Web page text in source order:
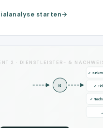
starten
2 · DIENSTLEISTER- &
KI
✓
✓
✓